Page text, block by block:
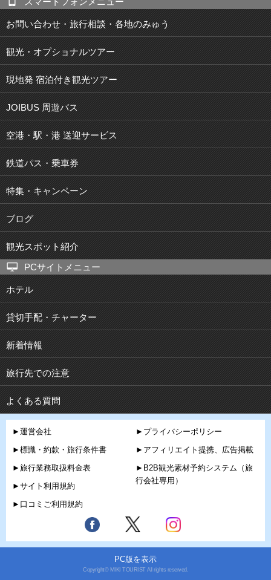
お問い合わせ・旅行相談・各地のみゅう
観光・オプショナルツアー
現地発 宿泊付き観光ツアー
JOIBUS 周遊バス
空港・駅・港 送迎サービス
鉄道パス・乗車券
特集・キャンペーン
ブログ
観光スポット紹介
PCサイトメニュー
ホテル
貸切手配・チャーター
新着情報
旅行先での注意
よくある質問
►運営会社
►標識・約款・旅行条件書
►旅行業務取扱料金表
►サイト利用規約
►口コミご利用規約
►プライバシーポリシー
►アフィリエイト提携、広告掲載
►B2B観光素材予約システム（旅
行会社専用）
PC版を表示
Copyright© MIKI TOURIST All rights reserved.